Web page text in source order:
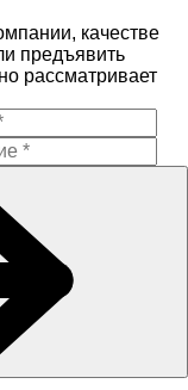
качестве
предъявить
рассматривает